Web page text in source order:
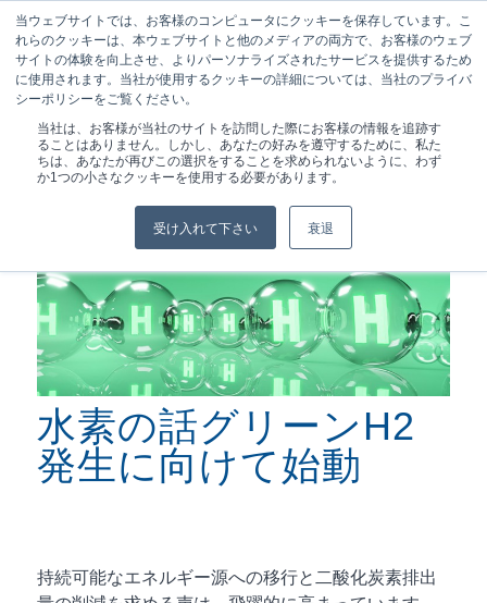
当ウェブサイトでは、お客様のコンピュータにクッキーを保存しています。こ
れらのクッキーは、本ウェブサイトと他のメディアの両方で、お客様のウェブ
サイトの体験を向上させ、よりパーソナライズされたサービスを提供するため
に使用されます。当社が使用するクッキーの詳細については、当社のプライバ
シーポリシーをご覧ください。
当社は、お客様が当社のサイトを訪問した際にお客様の情報を追跡す
ることはありません。しかし、あなたの好みを遵守するために、私た
ちは、あなたが再びこの選択をすることを求められないように、わず
か1つの小さなクッキーを使用する必要があります。
受け入れて下さい 衰退
現在位置: ホーム / 記事 / 水素：...へと突き進む
水素の話グリーンH2
発生に向けて始動
持続可能なエネルギー源への移行と二酸化炭素排出